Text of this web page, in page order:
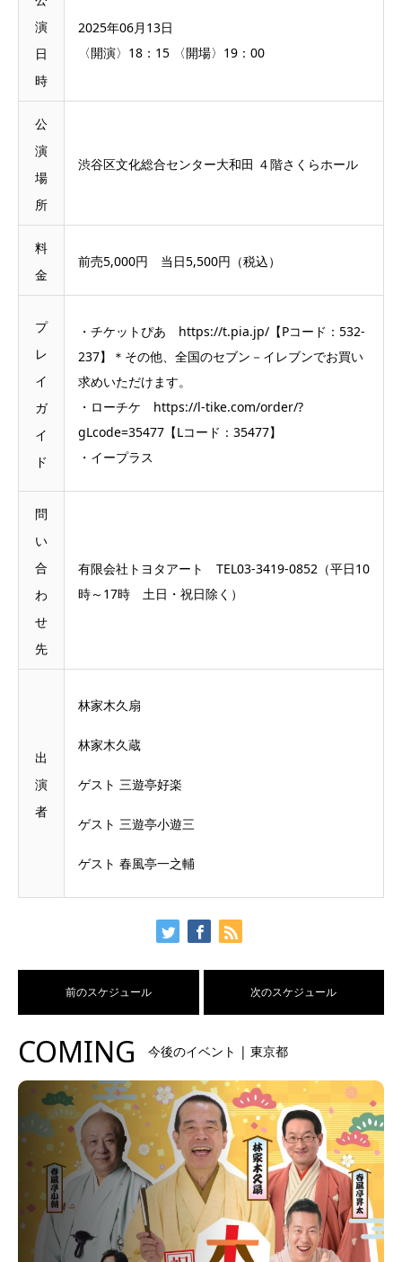
演
日
時
2025年06月13日
〈開演〉18：15 〈開場〉19：00
公
演
場
所
渋谷区文化総合センター大和田 ４階さくらホール
料
金
前売5,000円 当日5,500円（税込）
プ
レ
イ
ガ
イ
ド
・チケットぴあ https://t.pia.jp/【Pコード：532-
237】＊その他、全国のセブン－イレブンでお買い
求めいただけます。
・ローチケ https://l-tike.com/order/?
gLcode=35477【Lコード：35477】
・イープラス
問
い
合
わ
せ
先
有限会社トヨタアート TEL03-3419-0852（平日10
時～17時 土日・祝日除く）
出
演
者
林家木久扇
林家木久蔵
ゲスト 三遊亭好楽
ゲスト 三遊亭小遊三
ゲスト 春風亭一之輔
前のスケジュール 次のスケジュール
COMING 今後のイベント | 東京都